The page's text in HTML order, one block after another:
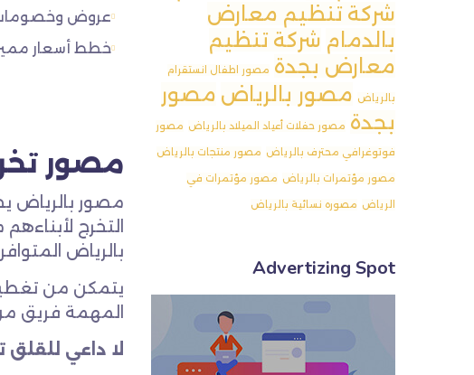
عروض وخصومات
خطط أسعار
مصور
مصور بالرياض
التخرج
بالرياض
يتمكن من
المهمة فريق
لا داعي
شركة تنظيم معارض
بالدمام شركة تنظيم
معارض بجدة مصور اطفال انستقرام
بالرياض مصور بالرياض مصور
بجدة مصور حفلات أعياد الميلاد بالرياض مصور
فوتوغرافي محترف بالرياض مصور منتجات بالرياض
مصور مؤتمرات بالرياض مصور مؤتمرات في
الرياض مصوره نسائية بالرياض
Advertizing Spot